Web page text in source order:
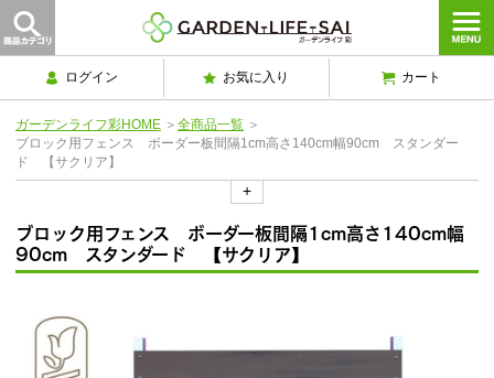
ログイン お気に入り カート
ガーデンライフ彩HOME ＞ 全商品一覧 ＞
ブロック用フェンス ボーダー板間隔1cm高さ140cm幅90cm スタンダー
ド 【サクリア】
+
ブロック用フェンス ボーダー板間隔1cm高さ140cm幅
90cm スタンダード 【サクリア】